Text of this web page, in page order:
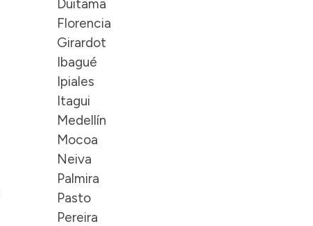
Duitama
Florencia
Girardot
Ibagué
Ipiales
Itagui
Medellín
Mocoa
Neiva
Palmira
Pasto
Pereira